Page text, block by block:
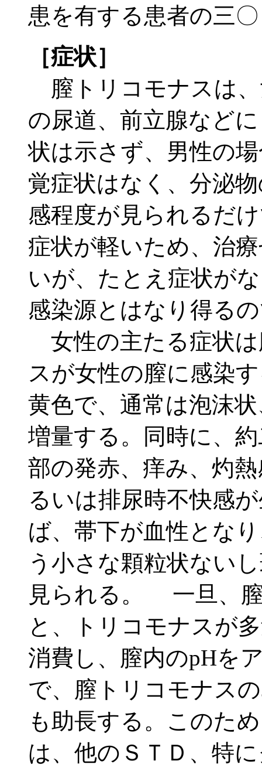
患を有する患者の三
［症状］
膣トリコモナスは
の尿道、前立腺など
状は示さず、男性の
覚症状はなく、分泌
感程度が見られるだ
症状が軽いため、治
いが、たとえ症状が
感染源とはなり得る
女性の主たる症状
スが女性の膣に感染
黄色で、通常は泡沫
増量する。同時に、
部の発赤、痒み、灼
るいは排尿時不快感
ば、帯下が血性とな
う小さな顆粒状ない
見られる。 一旦、
と、トリコモナスが
消費し、膣内のpHを
で、膣トリコモナス
も助長する。このた
は、他のＳＴＤ、特